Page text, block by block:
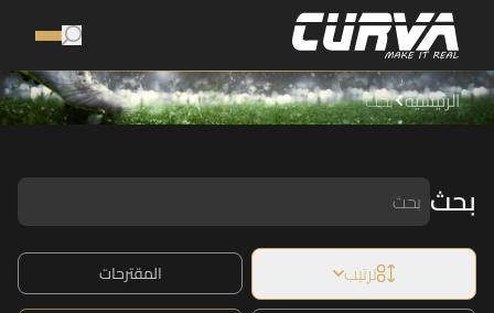
الرئيسية بحث
بحث
ترتيب
المقترحات